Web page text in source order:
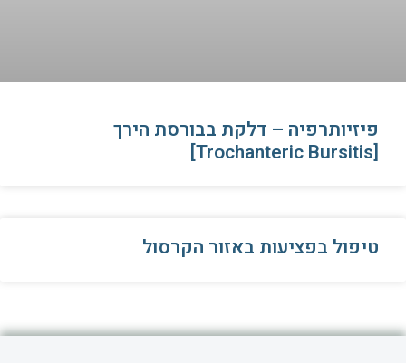
פיזיותרפיה – דלקת בבורסת הירך
[Trochanteric Bursitis]
טיפול בפציעות באזור הקרסול